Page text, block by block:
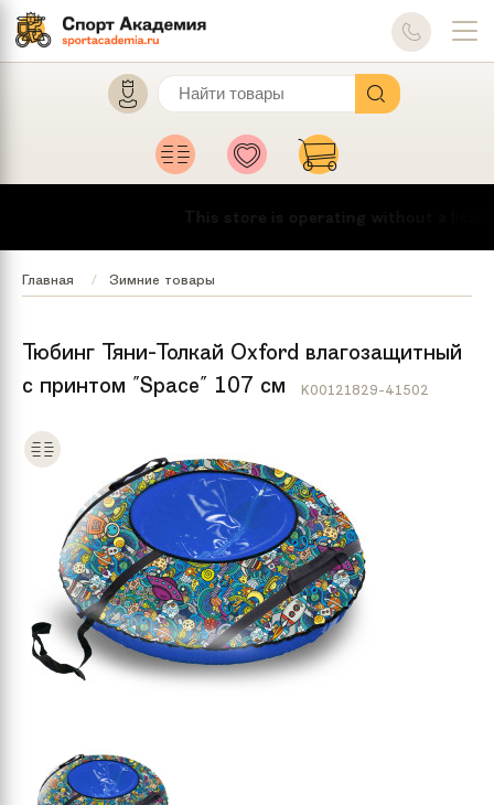
This store is operating without a
Главная Зимние товары
Тюбинг Тяни-Толкай Oxford влагозащитный
с принтом "Space" 107 см
K00121829-41502